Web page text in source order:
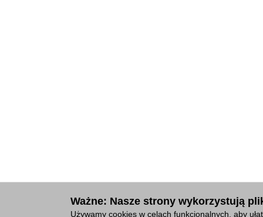
Ważne: Nasze strony wykorzystują
Używamy cookies w celach funkcjonalnych, aby